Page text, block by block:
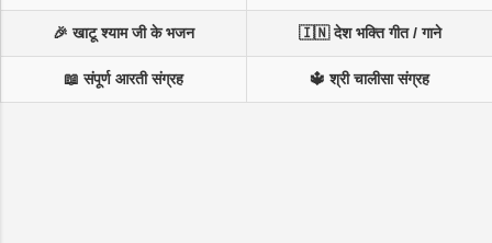
🎉 खाटू श्याम जी के भजन 🇮🇳 देश भक्ति गीत / गाने
📖 संपूर्ण आरती संग्रह 🔱 श्री चालीसा संग्रह